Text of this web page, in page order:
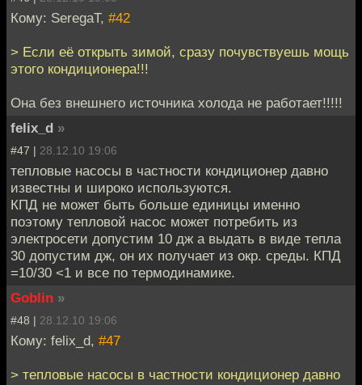
Кому: SeregaT, #42
> Если её открыть зимой, сразу почувствуешь мощь
этого кондиционера!!!
Она без внешнего источника холода не работает!!!!!
felix_d »
#47 | 28.12.10 19:06
тепловые насосы в частности кондиционер давно
известны и широко используются.
КПД не может быть больше единицы именно
поэтому тепловой насос может потребить из
электросети допустим 10 дж а выдать в виде тепла
30 допустим дж, он их получает из окр. среды. КПД
=10/30 <1 и все по термодинамике.
Goblin »
#48 | 28.12.10 19:06
Кому: felix_d, #47
> тепловые насосы в частности кондиционер давно